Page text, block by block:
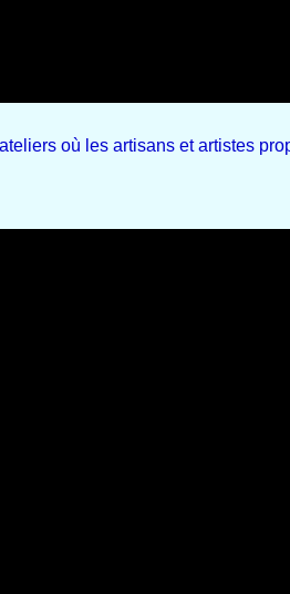
où les artisans et artistes